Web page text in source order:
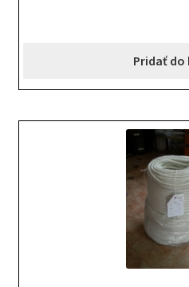
Pridať do